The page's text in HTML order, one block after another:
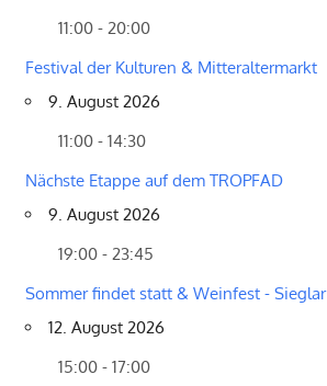
11:00 - 20:00
Festival der Kulturen & Mitteraltermarkt
9. August 2026
11:00 - 14:30
Nächste Etappe auf dem TROPFAD
9. August 2026
19:00 - 23:45
Sommer findet statt & Weinfest - Sieglar
12. August 2026
15:00 - 17:00